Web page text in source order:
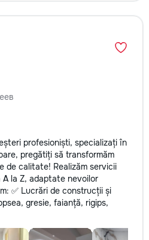
profesioniști, specializați în
pregătiți să transformăm
de calitate! Realizăm servicii
la Z, adaptate nevoilor
✅ Lucrări de construcții și
gresie, faianță, rigips,